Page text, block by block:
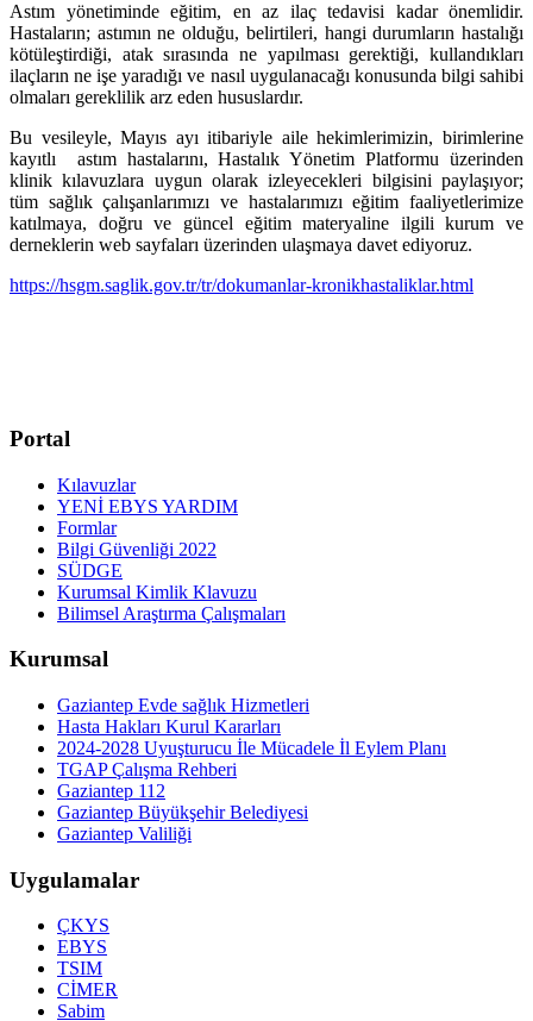
Astım yönetiminde eğitim, en az ilaç tedavisi kadar önemlidir.
Hastaların; astımın ne olduğu, belirtileri, hangi durumların hastalığı
kötüleştirdiği, atak sırasında ne yapılması gerektiği, kullandıkları
ilaçların ne işe yaradığı ve nasıl uygulanacağı konusunda bilgi sahibi
olmaları gereklilik arz eden hususlardır.
Bu vesileyle, Mayıs ayı itibariyle aile hekimlerimizin, birimlerine
kayıtlı astım hastalarını, Hastalık Yönetim Platformu üzerinden
klinik kılavuzlara uygun olarak izleyecekleri bilgisini paylaşıyor;
tüm sağlık çalışanlarımızı ve hastalarımızı eğitim faaliyetlerimize
katılmaya, doğru ve güncel eğitim materyaline ilgili kurum ve
derneklerin web sayfaları üzerinden ulaşmaya davet ediyoruz.
https://hsgm.saglik.gov.tr/tr/dokumanlar-kronikhastaliklar.html
Portal
Kılavuzlar
YENİ EBYS YARDIM
Formlar
Bilgi Güvenliği 2022
SÜDGE
Kurumsal Kimlik Klavuzu
Bilimsel Araştırma Çalışmaları
Kurumsal
Gaziantep Evde sağlık Hizmetleri
Hasta Hakları Kurul Kararları
2024-2028 Uyuşturucu İle Mücadele İl Eylem Planı
TGAP Çalışma Rehberi
Gaziantep 112
Gaziantep Büyükşehir Belediyesi
Gaziantep Valiliği
Uygulamalar
ÇKYS
EBYS
TSIM
CİMER
Sabim